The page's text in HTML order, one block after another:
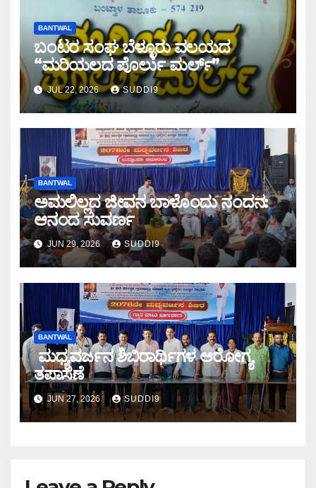
BANTWAL
ಬಂಟರ ಸಂಘ ಬೆಳ್ಳೂರು ವಲಯದ
“ಮರಿಯಲದ ಪೊರ್ಲು ಮರ್ಲ್‌”
JUL 22, 2026 SUDDI9
BANTWAL
ಅಮಲಿಲ್ಲದ ಜೀವನ ಬಾಳೊಂದು ನಂದನ:
ಆನಂದ ಸುವರ್ಣ
JUN 29, 2026 SUDDI9
BANTWAL
ಮಧ್ಯವರ್ಜನ ಶಿಬಿರಾರ್ಥಿಗಳ ಆರೋಗ್ಯ
ತಪಾಸಣೆ
JUN 27, 2026 SUDDI9